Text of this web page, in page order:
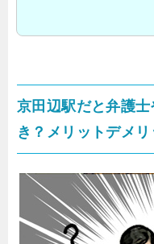
京田辺駅だと弁護
き？メリットデメリ